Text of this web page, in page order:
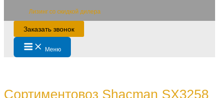
Лизинг со скидкой дилера
Заказать звонок
Main
Menu Меню
Сортиментовоз Shacman SX3258